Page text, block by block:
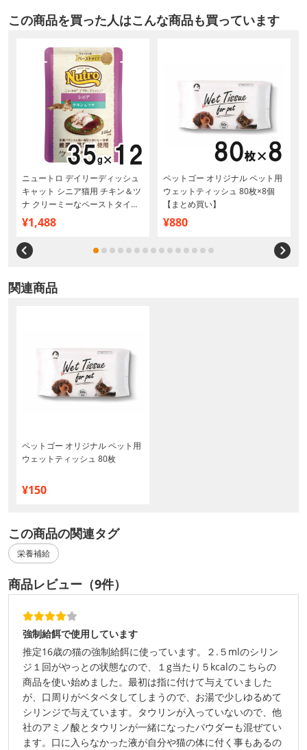
この商品を買った人はこんな商品も買っています
ニュートロ デイリーディッシュ
キャット シニア猫用 チキン＆ツ
ナ クリーミーなペーストタイプ
パウチ 35g×12個【まとめ買い】
¥1,488
ペットゴー オリジナル ペット用
ウェットティッシュ 80枚×8個
【まとめ買い】
¥880
関連商品
ペットゴー オリジナル ペット用
ウェットティッシュ 80枚
¥150
この商品の関連タグ
栄養補給
商品レビュー（9件）
強制給餌で使用しています
推定16歳の猫の強制給餌に使っています。２.５mlのシリン
ジ１回がやっとの状態なので、１g当たり５kcalのこちらの
商品を使い始めました。最初は指に付けて与えていました
が、口周りがベタベタしてしまうので、お湯で少しゆるめて
シリンジで与えています。タウリンが入っていないので、他
社のアミノ酸とタウリンが一緒になったパウダーも混ぜてい
ます。口に入らなかった液が自分や猫の体に付く事もあるの